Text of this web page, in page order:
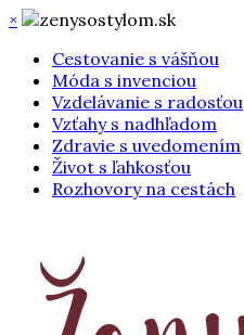
×
Cestovanie s vášňou
Móda s invenciou
Vzdelávanie s radosťou
Vzťahy s nadhľadom
Zdravie s uvedomením
Život s ľahkosťou
Rozhovory na cestách